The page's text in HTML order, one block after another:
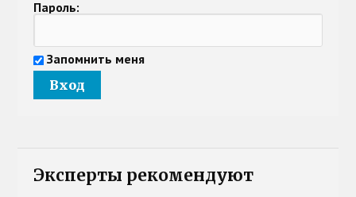
Пароль:
Запомнить меня
Эксперты рекомендуют